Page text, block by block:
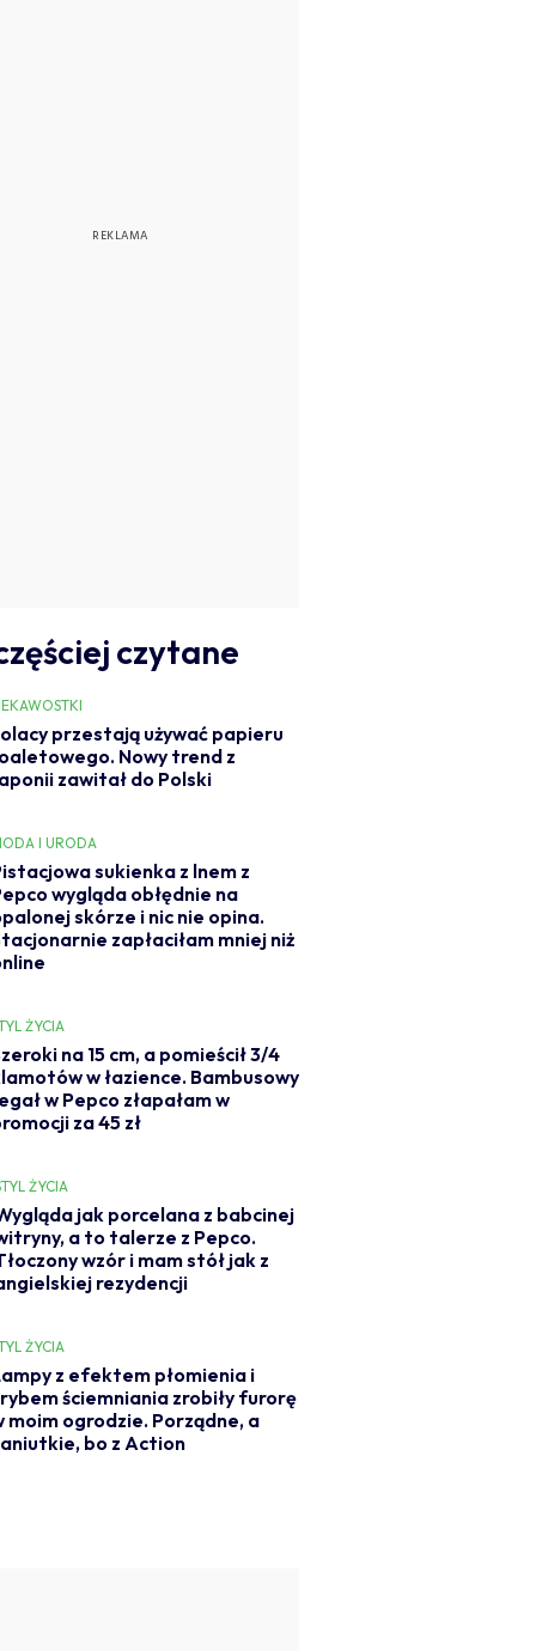
czytane
przestają używać papieru
Nowy trend z
zawitał do Polski
I URODA
sukienka z lnem z
wygląda obłędnie na
skórze i nic nie opina.
zapłaciłam mniej niż
ŻYCIA
na 15 cm, a pomieścił 3/4
w łazience. Bambusowy
w Pepco złapałam w
za 45 zł
ŻYCIA
jak porcelana z babcinej
a to talerze z Pepco.
wzór i mam stół jak z
rezydencji
ŻYCIA
z efektem płomienia i
ściemniania zrobiły furorę
moim ogrodzie. Porządne, a
bo z Action